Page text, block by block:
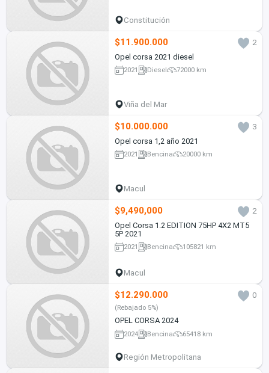
Constitución
$11.900.000
2
Opel corsa 2021 diesel
2021 Diesel 72000 km
Viña del Mar
$10.000.000
3
Opel corsa 1,2 año 2021
2021 Bencina 20000 km
Macul
$9,490,000
2
Opel Corsa 1.2 EDITION 75HP 4X2 MT5
5P 2021
2021 Bencina 105821 km
Macul
$12.290.000 0
(Rebajado 5%)
OPEL CORSA 2024
2024 Bencina 65418 km
Región Metropolitana